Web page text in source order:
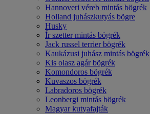
Hannoveri véreb mintás bögrék
Holland juhászkutyás bögre
Husky
Ír szetter mintás bögrék
Jack russel terrier bögrék
Kaukázusi juhász mintás bögrék
Kis olasz agár bögrék
Komondoros bögrék
Kuvaszos bögrék
Labradoros bögrék
Leonbergi mintás bögrék
Magyar kutyafajták